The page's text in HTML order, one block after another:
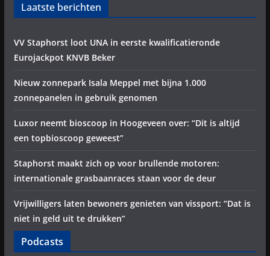
Laatste berichten
VV Staphorst loot UNA in eerste kwalificatieronde
Eurojackpot KNVB Beker
Nieuw zonnepark Isala Meppel met bijna 1.000
zonnepanelen in gebruik genomen
Luxor neemt bioscoop in Hoogeveen over: “Dit is altijd
een topbioscoop geweest”
Staphorst maakt zich op voor brullende motoren:
internationale grasbaanraces staan voor de deur
Vrijwilligers laten bewoners genieten van vissport: “Dat is
niet in geld uit te drukken”
Podcasts